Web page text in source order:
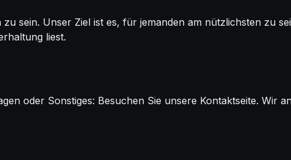
sein. Unser Ziel ist es, für jemanden am nützlichsten zu
liest.
oder Sonstiges: Besuchen Sie unsere Kontaktseite. Wir